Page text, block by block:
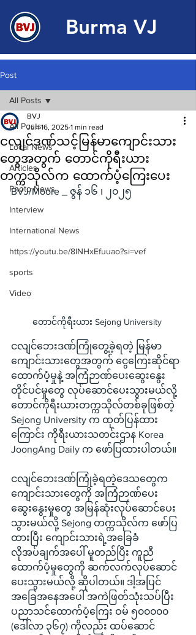
Burma VJ
Post
All Posts
Local News
Articles
Photo News
Interview
International News
https://youtu.be/8lNHxEfuuao?si=vef
sports
Video
All Posts
ငလျင်ဒဏ်သင့်မြန်မာကျောင်းသား
တွေအတွက် တောင်ကိုရီးယား
တက္ကသိုလ်က ထောက်ပံ့ကြေးပေး
BVJ
Jun 16, 2025 1 min read
BVJ/Moore _ ဇွန် ၁၆ ၊ ၂၀၂၅
တောင်ကိုရီးယား Sejong University
ငလျင်ဘေးဒဏ်ကြုံတွေ့ခဲ့ရတဲ့ မြန်မာ
ကျောင်းသားတွေအတွက် ငွေကြေးဆိုင်ရာ
ထောက်ပံ့မှုနဲ့ အကြံဉာဏ်ပေးဆွေးနွေး
တိုင်ပင်မှုတွေ လုပ်ဆောင်ပေးသွားမယ်လို့
တောင်ကိုရီးယားတက္ကသိုလ်တစ်ခုဖြစ်တဲ့
Sejong University က ထုတ်ပြန်ထား
ကြောင်း ကိုရီးယားသတင်းဌာန Korea
JoongAng Daily က ဖော်ပြထားပါတယ်။
ငလျင်ဘေးဒဏ်ကြုံခဲ့ရတဲ့ဒေသတွေက
ကျောင်းသားတွေကို အကြံဉာဏ်ပေး
ဆွေးနွေးမှုတွေ အမြန်ဆုံးလုပ်ဆောင်ပေး
သွားမယ်လို့ Sejong တက္ကသိုလ်က ဖော်ပြ
ထားပြီး ကျောင်းသားရဲ့အခြေခံ
လိုအပ်ချက်အပေါ် မူတည်ပြီး ကူညီ
ထောက်ပံ့မှုတွေကို ဆက်လက်လုပ်ဆောင်
ပေးသွားမယ်လို့ ဆိုပါတယ်။ ဒါ့အပြင်
အခြေအနေအပေါ် အကဲဖြတ်သုံးသပ်ပြီး
ပညာသင်ထောက်ပံ့ကြေး ဝမ် ၅၀၀၀၀၀
(ဒေါ်လာ ၃၆၇) ကိုလည်း ထပ်ဆောင်